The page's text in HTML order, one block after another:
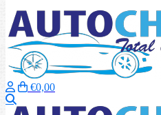
€0,00